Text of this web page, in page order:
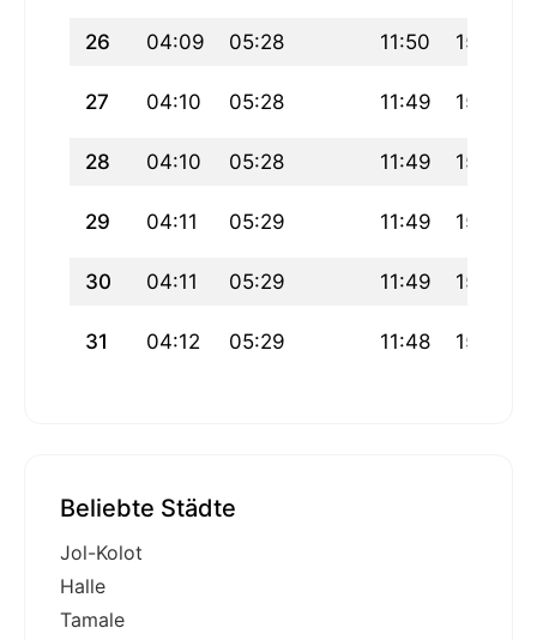
26 04:09 05:28 11:50 15:18
27 04:10 05:28 11:49 15:17
28 04:10 05:28 11:49 15:17
29 04:11 05:29 11:49 15:17
30 04:11 05:29 11:49 15:16
31 04:12 05:29 11:48 15:16
Beliebte Städte
Jol-Kolot
Halle
Tamale